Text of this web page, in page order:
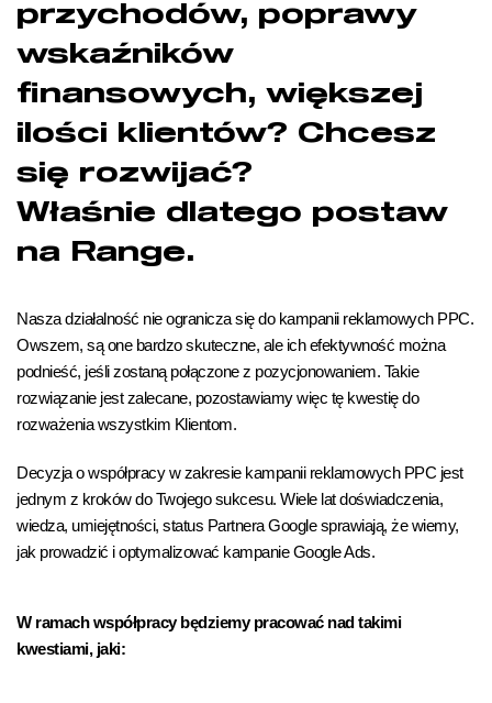
przychodów, poprawy
wskaźników
finansowych, większej
ilości klientów? Chcesz
się rozwijać?
Właśnie dlatego postaw
na Range.
Nasza działalność nie ogranicza się do kampanii reklamowych PPC.
Owszem, są one bardzo skuteczne, ale ich efektywność można
podnieść, jeśli zostaną połączone z pozycjonowaniem. Takie
rozwiązanie jest zalecane, pozostawiamy więc tę kwestię do
rozważenia wszystkim Klientom.
Decyzja o współpracy w zakresie kampanii reklamowych PPC jest
jednym z kroków do Twojego sukcesu. Wiele lat doświadczenia,
wiedza, umiejętności, status Partnera Google sprawiają, że wiemy,
jak prowadzić i optymalizować kampanie Google Ads.
W ramach współpracy będziemy pracować nad takimi
kwestiami, jaki: